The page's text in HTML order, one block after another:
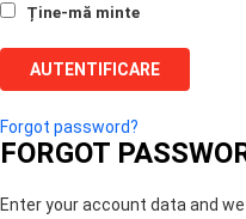
Ține-mă minte
Forgot password?
FORGOT
Enter your account data and